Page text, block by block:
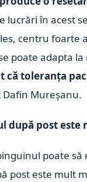
lucrări în acest
centru
poate adapta
că toleranța
Dafin Mureșanu.
după post este
poate
post este mult